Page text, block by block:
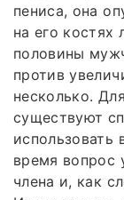
пениса, она
на его костях
половины
против
несколько.
существуют
время вопрос
члена и, как